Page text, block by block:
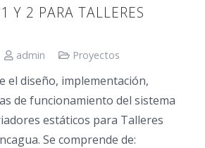
Y 2 PARA TALLERES
admin Proyectos
el diseño, implementación,
de funcionamiento del sistema
estáticos para Talleres
Se comprende de: